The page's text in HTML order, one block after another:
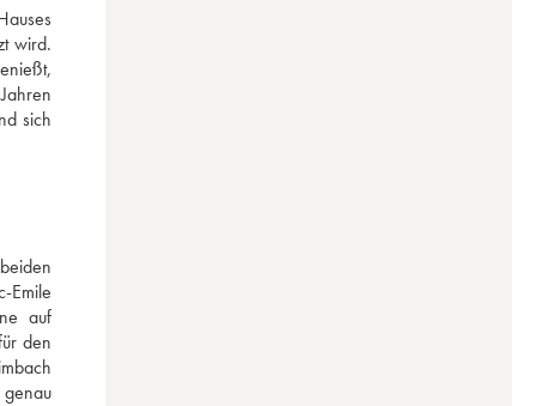
wird.
sich
Emile
auf
den